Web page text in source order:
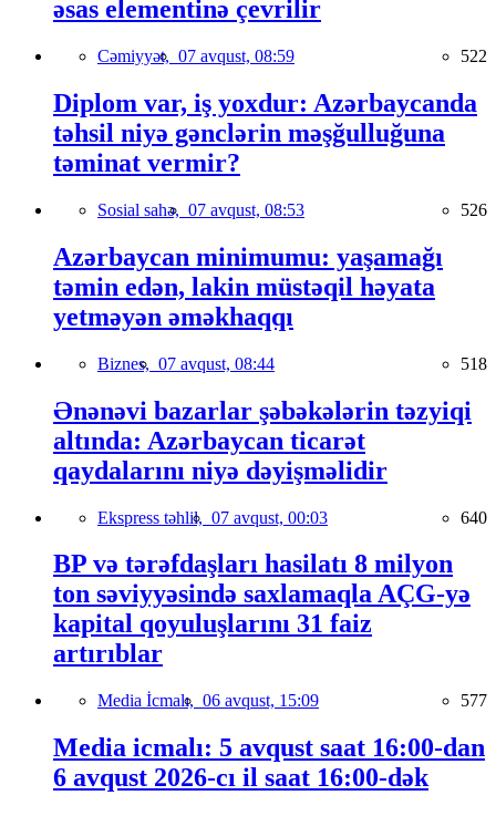
əsas elementinə çevrilir
Cəmiyyət, 07 avqust, 08:59 522
Diplom var, iş yoxdur: Azərbaycanda
təhsil niyə gənclərin məşğulluğuna
təminat vermir?
Sosial sahə, 07 avqust, 08:53 526
Azərbaycan minimumu: yaşamağı
təmin edən, lakin müstəqil həyata
yetməyən əməkhaqqı
Biznes, 07 avqust, 08:44 518
Ənənəvi bazarlar şəbəkələrin təzyiqi
altında: Azərbaycan ticarət
qaydalarını niyə dəyişməlidir
Ekspress təhlil, 07 avqust, 00:03 640
BP və tərəfdaşları hasilatı 8 milyon
ton səviyyəsində saxlamaqla AÇG-yə
kapital qoyuluşlarını 31 faiz
artırıblar
Media İcmalı, 06 avqust, 15:09 577
Media icmalı: 5 avqust saat 16:00-dan
6 avqust 2026-cı il saat 16:00-dək